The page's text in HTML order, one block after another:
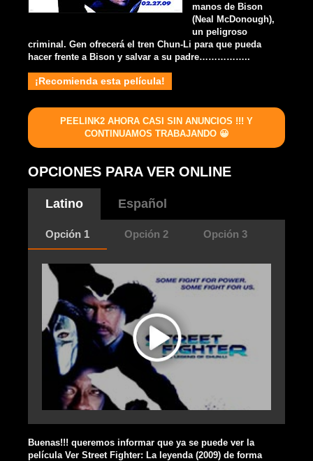
manos de Bison
(Neal McDonough),
un peligroso
criminal. Gen ofrecerá el tren Chun-Li para que pueda
hacer frente a Bison y salvar a su padre……………..
¡Recomienda esta película!
PEELINK2 AHORA CASI SIN ANUNCIOS !!! Y
CONTINUAMOS TRABAJANDO 😀
OPCIONES PARA VER ONLINE
Latino Español
Opción 1 Opción 2 Opción 3
Buenas!!! queremos informar que ya se puede ver la
película Ver Street Fighter: La leyenda (2009) de forma